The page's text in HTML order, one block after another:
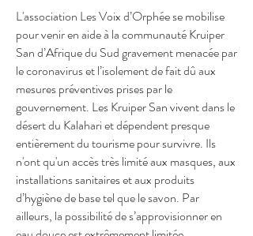
L'association Les Voix d’Orphée se mobilise
pour venir en aide à la communauté Kruiper
San d’Afrique du Sud gravement menacée par
le coronavirus et l’isolement de fait dû aux
mesures préventives prises par le
gouvernement. Les Kruiper San vivent dans le
désert du Kalahari et dépendent presque
entièrement du tourisme pour survivre. Ils
n'ont qu'un accès très limité aux masques, aux
installations sanitaires et aux produits
d’hygiène de base tel que le savon. Par
ailleurs, la possibilité de s’approvisionner en